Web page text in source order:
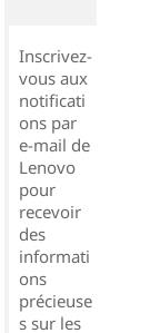
Inscrivez-
vous aux
notificati
ons par
e-mail de
Lenovo
pour
recevoir
des
informati
ons
précieuse
s sur les